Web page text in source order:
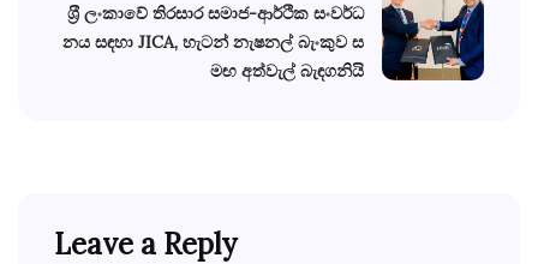
ශ‍්‍රී ලංකාවේ තිරසාර සමාජ-ආර්ථික සංවර්ධ
නය සඳහා JICA, හැටන් නැෂනල් බැංකුව ස
මඟ අත්වැල් බැඳගනියි
Leave a Reply